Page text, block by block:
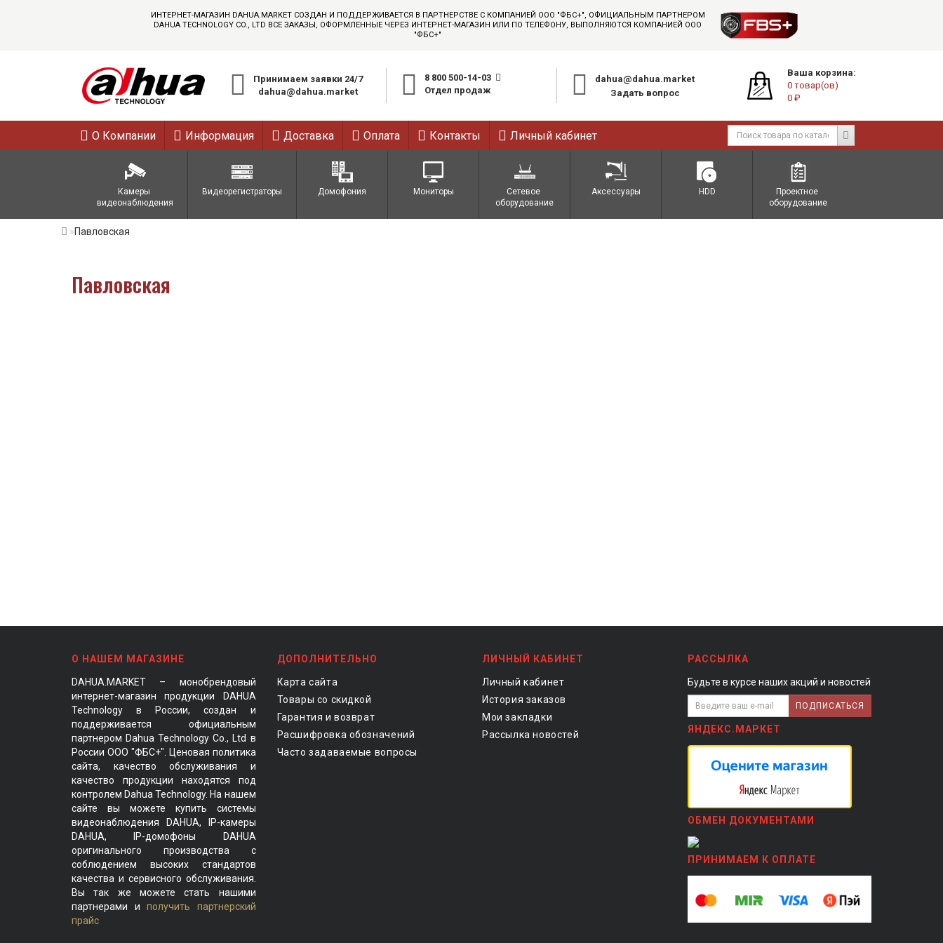
ИНТЕРНЕТ-МАГАЗИН DAHUA.MARKET СОЗДАН И ПОДДЕРЖИВАЕТСЯ В ПАРТНЕРСТВЕ С КОМПАНИЕЙ ООО "ФБС+", ОФИЦИАЛЬНЫМ ПАРТНЕРОМ
DAHUA TECHNOLOGY CO., LTD ВСЕ ЗАКАЗЫ, ОФОРМЛЕННЫЕ ЧЕРЕЗ ИНТЕРНЕТ-МАГАЗИН ИЛИ ПО ТЕЛЕФОНУ, ВЫПОЛНЯЮТСЯ КОМПАНИЕЙ ООО
"ФБС+"
Принимаем заявки 24/7
dahua@dahua.market
8 800 500-14-03
Отдел продаж
dahua@dahua.market
Задать вопрос
Ваша корзина:
0 товар(ов)
0 ₽
О Компании Информация Доставка Оплата Контакты Личный кабинет
Камеры
видеонаблюдения
Видеорегистраторы Домофония Мониторы
Сетевое
оборудование
Аксессуары HDD
Проектное
оборудование
Павловская
Павловская
О НАШЕМ МАГАЗИНЕ
DAHUA.MARKET – монобрендовый
интернет-магазин продукции DAHUA
Technology в России, создан и
поддерживается официальным
партнером Dahua Technology Co., Ltd в
России ООО "ФБС+". Ценовая политика
сайта, качество обслуживания и
качество продукции находятся под
контролем Dahua Technology. На нашем
сайте вы можете купить системы
видеонаблюдения DAHUA, IP-камеры
DAHUA, IP-домофоны DAHUA
оригинального производства с
соблюдением высоких стандартов
качества и сервисного обслуживания.
Вы так же можете стать нашими
партнерами и получить партнерский
прайс
ДОПОЛНИТЕЛЬНО
Карта сайта
Товары со скидкой
Гарантия и возврат
Расшифровка обозначений
Часто задаваемые вопросы
ЛИЧНЫЙ КАБИНЕТ
Личный кабинет
История заказов
Мои закладки
Рассылка новостей
РАССЫЛКА
Будьте в курсе наших акций и новостей
ПОДПИСАТЬСЯ
ЯНДЕКС.МАРКЕТ
ОБМЕН ДОКУМЕНТАМИ
ПРИНИМАЕМ К ОПЛАТЕ